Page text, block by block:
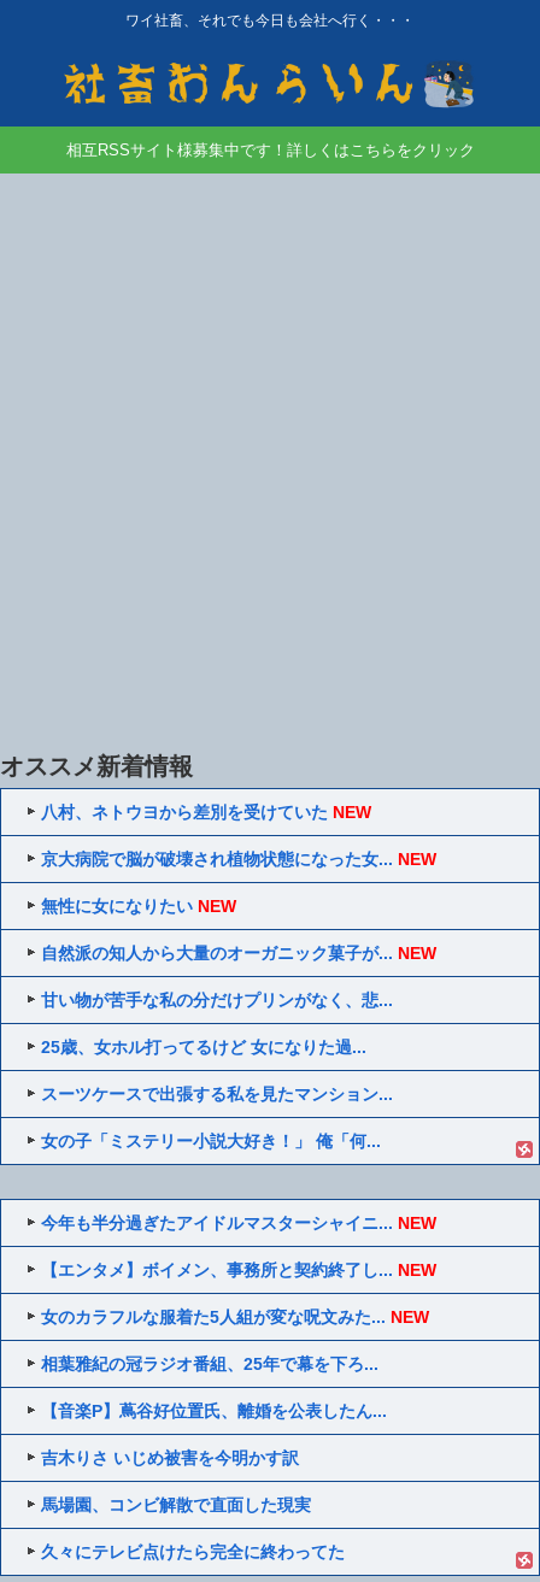
ワイ社畜、それでも今日も会社へ行く・・・
相互RSSサイト様募集中です！詳しくはこちらをクリック
オススメ新着情報
八村、ネトウヨから差別を受けていた NEW
京大病院で脳が破壊され植物状態になった女... NEW
無性に女になりたい NEW
自然派の知人から大量のオーガニック菓子が... NEW
甘い物が苦手な私の分だけプリンがなく、悲...
25歳、女ホル打ってるけど 女になりた過...
スーツケースで出張する私を見たマンション...
女の子「ミステリー小説大好き！」 俺「何...
今年も半分過ぎたアイドルマスターシャイニ... NEW
【エンタメ】ボイメン、事務所と契約終了し... NEW
女のカラフルな服着た5人組が変な呪文みた... NEW
相葉雅紀の冠ラジオ番組、25年で幕を下ろ...
【音楽P】蔦谷好位置氏、離婚を公表したん...
吉木りさ いじめ被害を今明かす訳
馬場園、コンビ解散で直面した現実
久々にテレビ点けたら完全に終わってた